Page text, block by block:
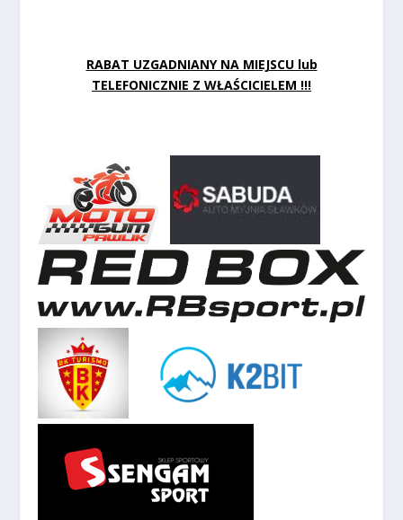
RABAT UZGADNIANY NA MIEJSCU lub
TELEFONICZNIE Z WŁAŚCICIELEM !!!